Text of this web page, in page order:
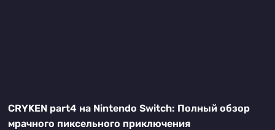
CRYKEN part4 на Nintendo Switch: Полный обзор
мрачного пиксельного приключения